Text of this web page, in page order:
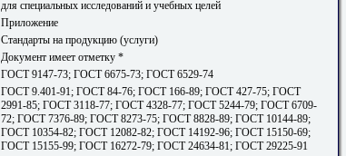
для специальных исследований и учебных целей
Приложение
Стандарты на продукцию (услуги)
Документ имеет отметку *
ГОСТ 9147-73; ГОСТ 6675-73; ГОСТ 6529-74
ГОСТ 9.401-91; ГОСТ 84-76; ГОСТ 166-89; ГОСТ 427-75; ГОСТ
2991-85; ГОСТ 3118-77; ГОСТ 4328-77; ГОСТ 5244-79; ГОСТ 6709-
72; ГОСТ 7376-89; ГОСТ 8273-75; ГОСТ 8828-89; ГОСТ 10144-89;
ГОСТ 10354-82; ГОСТ 12082-82; ГОСТ 14192-96; ГОСТ 15150-69;
ГОСТ 15155-99; ГОСТ 16272-79; ГОСТ 24634-81; ГОСТ 29225-91